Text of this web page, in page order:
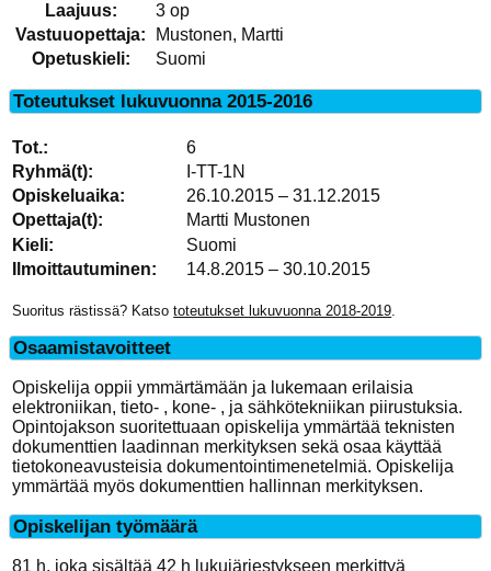
Laajuus:
3 op
Vastuuopettaja:
Mustonen, Martti
Opetuskieli:
Suomi
Toteutukset lukuvuonna 2015-2016
6
I-TT-1N
26.10.2015 – 31.12.2015
Martti Mustonen
Suomi
14.8.2015 – 30.10.2015
Suoritus rästissä? Katsototeutukset lukuvuonna 2018-2019.
Osaamistavoitteet
Opiskelija oppii ymmärtämään ja lukemaan erilaisia
elektroniikan, tieto- , kone- , ja sähkötekniikan piirustuksia.
Opintojakson suoritettuaan opiskelija ymmärtää teknisten
dokumenttien laadinnan merkityksen sekä osaa käyttää
tietokoneavusteisia dokumentointimenetelmiä. Opiskelija
ymmärtää myös dokumenttien hallinnan merkityksen.
Opiskelijan työmäärä
81 h, joka sisältää 42 h lukujärjestykseen merkittyä